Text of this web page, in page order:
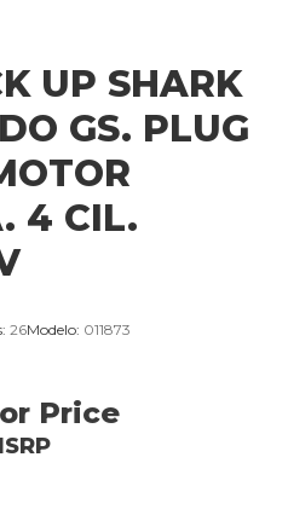
UP SHARK
GS. PLUG
4 CIL.
26Modelo: 011873
Price